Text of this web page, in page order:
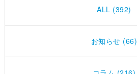
ALL (392)
お知らせ (66)